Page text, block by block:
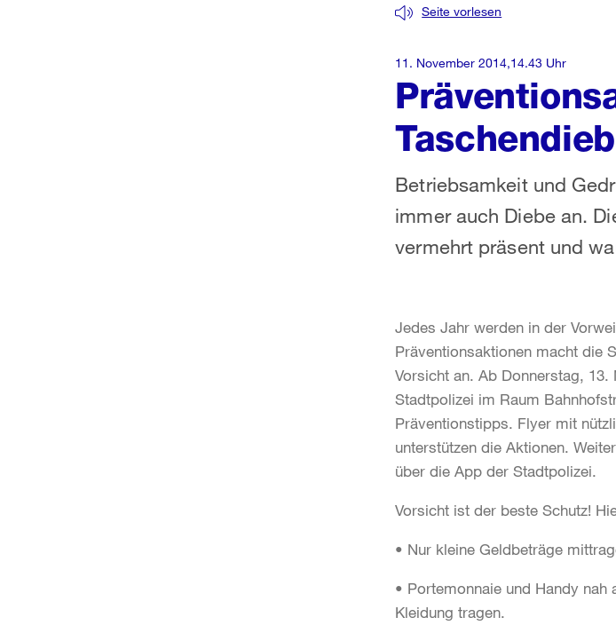
Seite vorlesen
Betriebsamkeit und
immer auch Diebe an.
vermehrt präsent und
11. November 2014,14.43 Uhr
Jedes Jahr werden in der
Präventionsaktionen macht die
Vorsicht an. Ab Donnerstag,
Stadtpolizei im Raum
Präventionstipps. Flyer mit
unterstützen die Aktionen.
über die App der Stadtpolizei.
Vorsicht ist der beste Schutz!
• Nur kleine Geldbeträge
• Portemonnaie und Handy
Kleidung tragen.